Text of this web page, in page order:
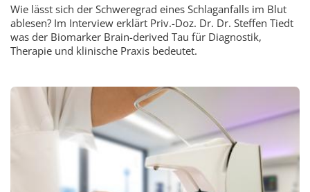
Wie lässt sich der Schweregrad eines Schlaganfalls im Blut
ablesen? Im Interview erklärt Priv.-Doz. Dr. Dr. Steffen Tiedt
was der Biomarker Brain-derived Tau für Diagnostik,
Therapie und klinische Praxis bedeutet.